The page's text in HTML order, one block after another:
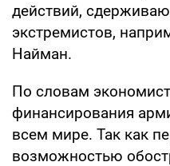
действий,
экстремистов,
Найман.
По словам
финансирования
всем мире. Так как
возможностью